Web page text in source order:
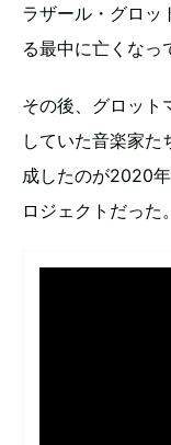
ラザール・グロッ
る最中に亡くなっ
その後、グロット
していた音楽家
成したのが2020
ロジェクトだった。